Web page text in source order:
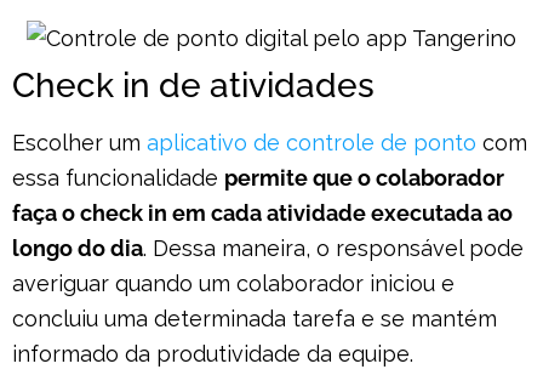
Check in de atividades
Escolher um aplicativo de controle de ponto com
essa funcionalidade permite que o colaborador
faça o check in em cada atividade executada ao
longo do dia. Dessa maneira, o responsável pode
averiguar quando um colaborador iniciou e
concluiu uma determinada tarefa e se mantém
informado da produtividade da equipe.